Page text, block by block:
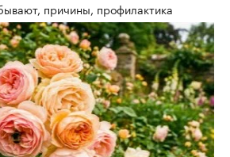
причины, профилактика